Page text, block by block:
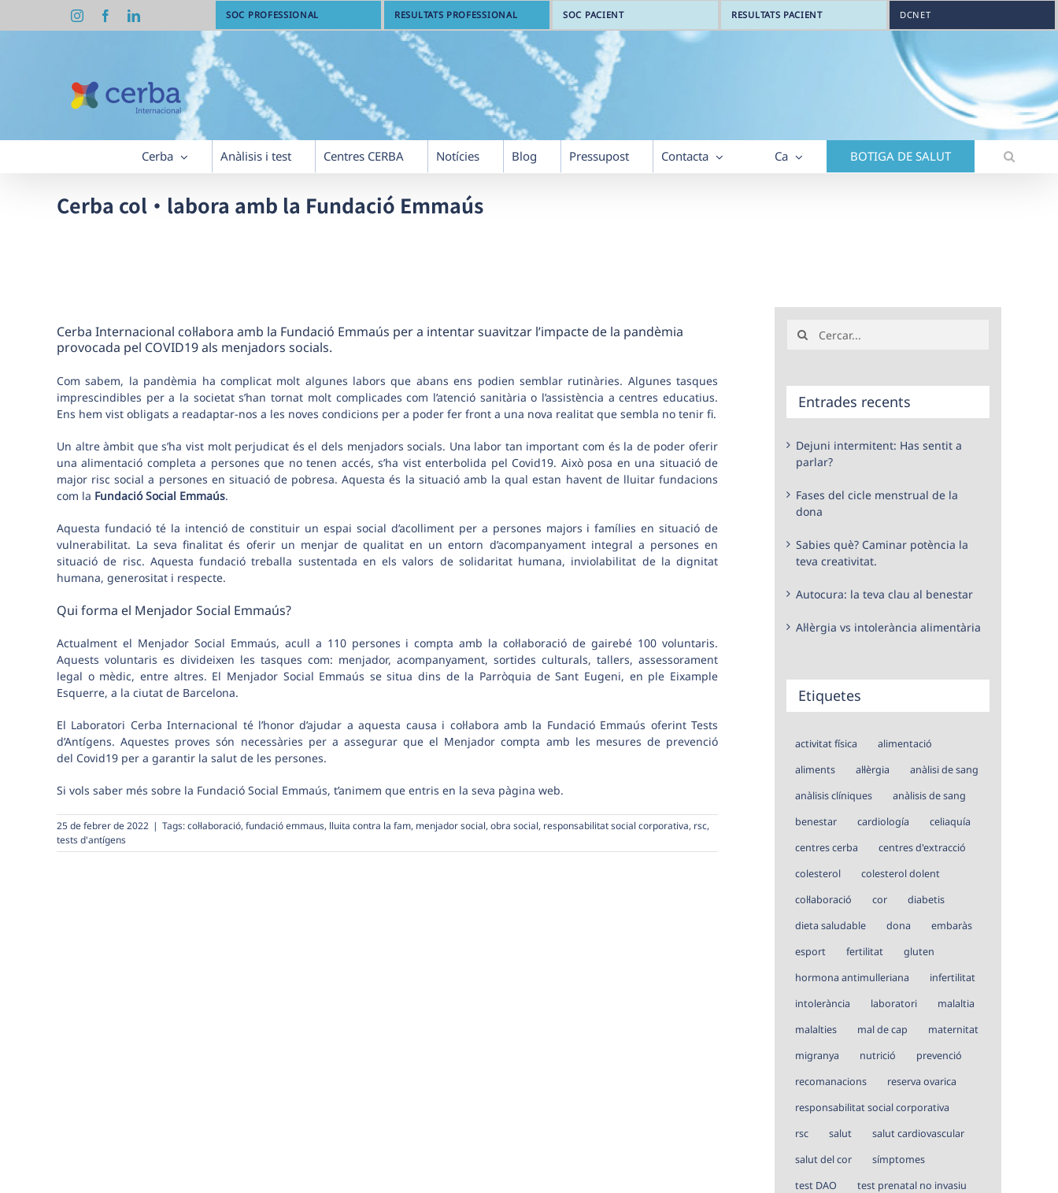
InstagramFacebookLinkedIn SOC PROFESSIONAL RESULTATS PROFESSIONAL SOC PACIENT RESULTATS PACIENT DCNET
Cerba Anàlisis i test Centres CERBA Notícies Blog Pressupost Contacta Ca BOTIGA DE SALUT
Cerba col·labora amb la Fundació Emmaús
Cerba Internacional col·labora amb la Fundació Emmaús per a intentar suavitzar l’impacte de la pandèmia
provocada pel COVID19 als menjadors socials.
Com sabem, la pandèmia ha complicat molt algunes labors que abans ens podien semblar rutinàries. Algunes tasques
imprescindibles per a la societat s’han tornat molt complicades com l’atenció sanitària o l’assistència a centres educatius.
Ens hem vist obligats a readaptar-nos a les noves condicions per a poder fer front a una nova realitat que sembla no tenir fi.
Un altre àmbit que s’ha vist molt perjudicat és el dels menjadors socials. Una labor tan important com és la de poder oferir
una alimentació completa a persones que no tenen accés, s’ha vist enterbolida pel Covid19. Això posa en una situació de
major risc social a persones en situació de pobresa. Aquesta és la situació amb la qual estan havent de lluitar fundacions
com la Fundació Social Emmaús.
Aquesta fundació té la intenció de constituir un espai social d’acolliment per a persones majors i famílies en situació de
vulnerabilitat. La seva finalitat és oferir un menjar de qualitat en un entorn d’acompanyament integral a persones en
situació de risc. Aquesta fundació treballa sustentada en els valors de solidaritat humana, inviolabilitat de la dignitat
humana, generositat i respecte.
Qui forma el Menjador Social Emmaús?
Actualment el Menjador Social Emmaús, acull a 110 persones i compta amb la col·laboració de gairebé 100 voluntaris.
Aquests voluntaris es divideixen les tasques com: menjador, acompanyament, sortides culturals, tallers, assessorament
legal o mèdic, entre altres. El Menjador Social Emmaús se situa dins de la Parròquia de Sant Eugeni, en ple Eixample
Esquerre, a la ciutat de Barcelona.
El Laboratori Cerba Internacional té l’honor d’ajudar a aquesta causa i col·labora amb la Fundació Emmaús oferint Tests
d’Antígens. Aquestes proves són necessàries per a assegurar que el Menjador compta amb les mesures de prevenció
del Covid19 per a garantir la salut de les persones.
Si vols saber més sobre la Fundació Social Emmaús, t’animem que entris en la seva pàgina web.
25 de febrer de 2022 | Tags:col·laboració, fundació emmaus, lluita contra la fam, menjador social, obra social, responsabilitat social corporativa, rsc,
tests d'antígens
Search
for:
Entrades recents
Dejuni intermitent: Has sentit a
parlar?
Fases del cicle menstrual de la
dona
Sabies què? Caminar potència la
teva creativitat.
Autocura: la teva clau al benestar
Al·lèrgia vs intolerància alimentària
Etiquetes
activitat física
alimentació
aliments
al·lèrgia
anàlisi de sang
anàlisis clíniques
anàlisis de sang
benestar
cardiología
celiaquía
centres cerba
centres d'extracció
colesterol
colesterol dolent
col·laboració
cor
diabetis
dieta saludable
dona
embaràs
esport
fertilitat
gluten
hormona antimulleriana
infertilitat
intolerància
laboratori
malaltia
malalties
mal de cap
maternitat
migranya
nutrició
prevenció
recomanacions
reserva ovarica
responsabilitat social corporativa
rsc
salut
salut cardiovascular
salut del cor
símptomes
test DAO
test prenatal no invasiu